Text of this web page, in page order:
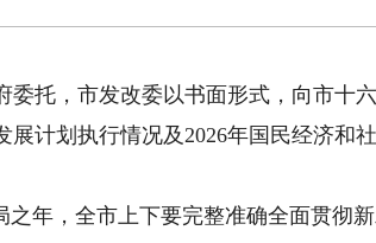
委托，市发改委以书面形式，向市十
计划执行情况及2026年国民经济和
年，全市上下要完整准确全面贯彻新